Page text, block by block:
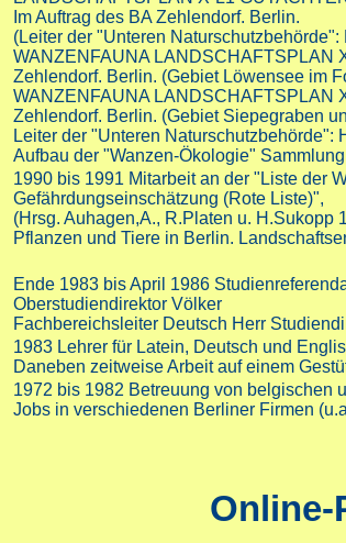
Im Auftrag des BA Zehlendorf. Berlin.
(Leiter der "Unteren Naturschutzbehörde":
WANZENFAUNA LANDSCHAFTSPLAN
Zehlendorf. Berlin. (Gebiet Löwensee im
WANZENFAUNA LANDSCHAFTSPLAN
Zehlendorf. Berlin. (Gebiet Siepegraben
Leiter der "Unteren Naturschutzbehörde":
Aufbau der "Wanzen-Ökologie"
1990 bis 1991 Mitarbeit an der "Liste der
Gefährdungseinschätzung (Rote Liste)",
(Hrsg. Auhagen,A., R.Platen u. H.Sukopp
Pflanzen und Tiere in Berlin.
Ende 1983 bis April 1986
Oberstudiendirektor Völker
Fachbereichsleiter Deutsch Herr
1983 Lehrer für Latein, Deutsch und
Daneben zeitweise Arbeit auf einem
1972 bis 1982 Betreuung von belgischen
Jobs in verschiedenen Berliner Firmen